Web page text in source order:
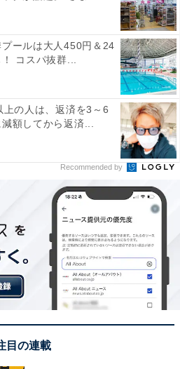
ップとして、京都で人気のアメ
GENERAL
ラルストア）」の商品も販売
ラサダ、マフィン、クランブ
プの柔らかなクッキーなど、
た同店オーナーの焼菓子が豊
プールは大人450円＆24
コスパ抜群...
の人は、返済を3～6
額してから返済...
Recommended by
目の連載